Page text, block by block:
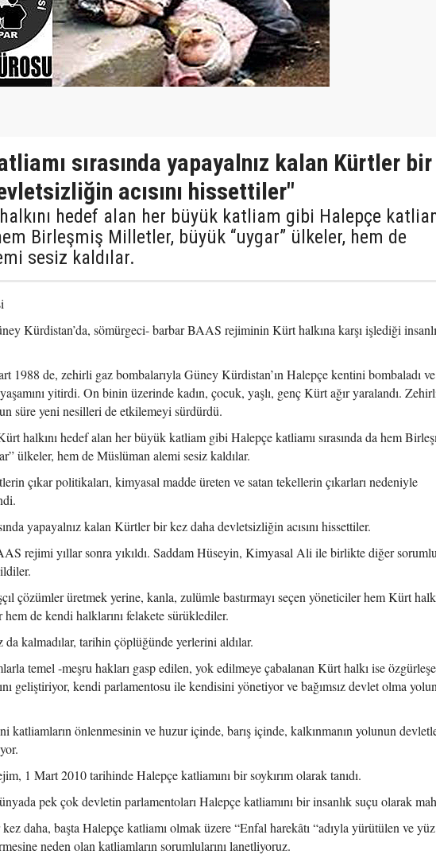
sırasında yapayalnız kalan Kürtler bir
acısını hissettiler"
hedef alan her büyük katliam gibi Halepçe
Birleşmiş Milletler, büyük “uygar” ülkeler, hem de
sesiz kaldılar.
Kürdistan’da, sömürgeci- barbar BAAS rejiminin Kürt halkına karşı işlediği
1988 de, zehirli gaz bombalarıyla Güney Kürdistan’ın Halepçe kentini bombaladı
yitirdi. On binin üzerinde kadın, çocuk, yaşlı, genç Kürt ağır yaralandı.
süre yeni nesilleri de etkilemeyi sürdürdü.
halkını hedef alan her büyük katliam gibi Halepçe katliamı sırasında da hem
ülkeler, hem de Müslüman alemi sesiz kaldılar.
çıkar politikaları, kimyasal madde üreten ve satan tekellerin çıkarları nedeniyle
yapayalnız kalan Kürtler bir kez daha devletsizliğin acısını hissettiler.
rejimi yıllar sonra yıkıldı. Saddam Hüseyin, Kimyasal Ali ile birlikte diğer
çözümler üretmek yerine, kanla, zulümle bastırmayı seçen yöneticiler hem Kürt
hem de kendi halklarını felakete sürüklediler.
da kalmadılar, tarihin çöplüğünde yerlerini aldılar.
temel -meşru hakları gasp edilen, yok edilmeye çabalanan Kürt halkı ise
geliştiriyor, kendi parlamentosu ile kendisini yönetiyor ve bağımsız devlet olma
katliamların önlenmesinin ve huzur içinde, barış içinde, kalkınmanın yolunun
1 Mart 2010 tarihinde Halepçe katliamını bir soykırım olarak tanıdı.
pek çok devletin parlamentoları Halepçe katliamını bir insanlık suçu olarak
daha, başta Halepçe katliamı olmak üzere “Enfal harekâtı “adıyla yürütülen ve
neden olan katliamların sorumlularını lanetliyoruz.